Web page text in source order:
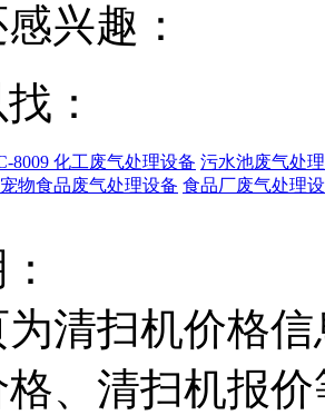
兴趣：
：
8009 化工废气处理设备 污水池废气处
宠物食品废气处理设备 食品厂废气处理
为清扫机价格
、清扫机报